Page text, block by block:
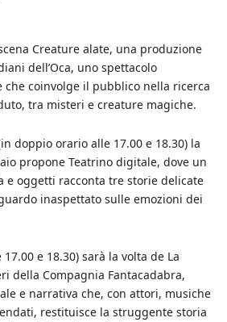
Creature alate, una produzione
dell’Oca, uno spettacolo
coinvolge il pubblico nella ricerca
tra misteri e creature magiche.
doppio orario alle 17.00 e 18.30) la
propone Teatrino digitale, dove un
e oggetti racconta tre storie delicate
inaspettato sulle emozioni dei
e 18.30) sarà la volta de La
della Compagnia Fantacadabra,
e narrativa che, con attori, musiche
restituisce la struggente storia